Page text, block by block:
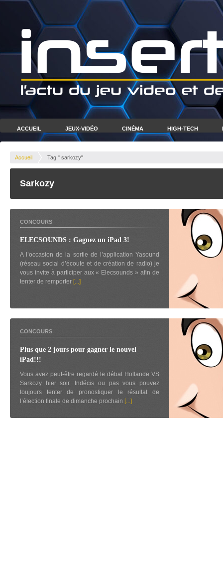
ACCUEIL JEUX-VIDÉO CINÉMA HIGH-TECH
Accueil Tag " sarkozy"
Sarkozy
CONCOURS
ELECSOUNDS : Gagnez un iPad 3!
A l’occasion de la sortie de l’application Yasound
(réseau social d’écoute et de création de radio) je
vous invite à participer aux « Elecsounds » afin de
tenter de remporter [...]
CONCOURS
Plus que 2 jours pour gagner le nouvel
iPad!!!
Vous avez peut-être regardé le débat Hollande VS
Sarkozy hier soir. Indécis ou pas vous pouvez
toujours tenter de pronostiquer le résultat de
l’élection finale de dimanche prochain [...]